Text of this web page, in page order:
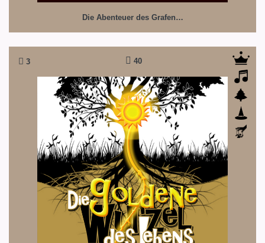
Die Abenteuer des Grafen…
3 40
Die goldene Wurzel des Lebens
Eine Hörspiel zum Mitspielen